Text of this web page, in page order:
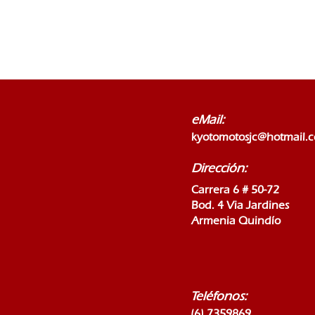
eMail:
Dirección:
Carrera 6 # 50-72
Bod. 4 Via Jardines
Armenia Quindío
Teléfonos: